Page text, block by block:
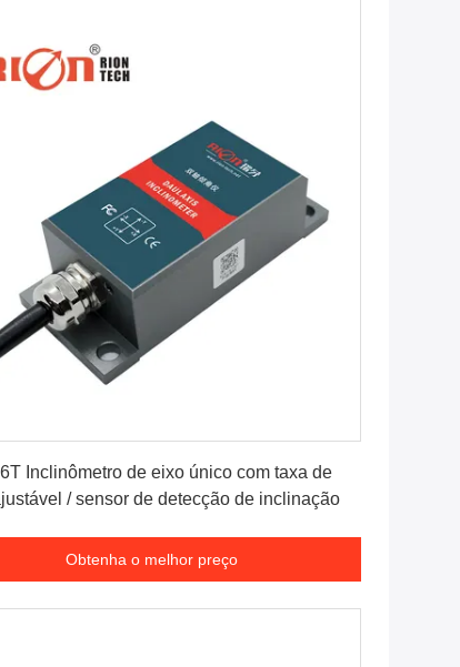
Inclinômetro de eixo único com taxa de
/ sensor de detecção de inclinação
Obtenha o melhor preço